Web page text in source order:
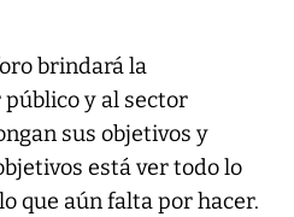
brindará la
y al sector
sus objetivos y
está ver todo lo
que aún falta por hacer.